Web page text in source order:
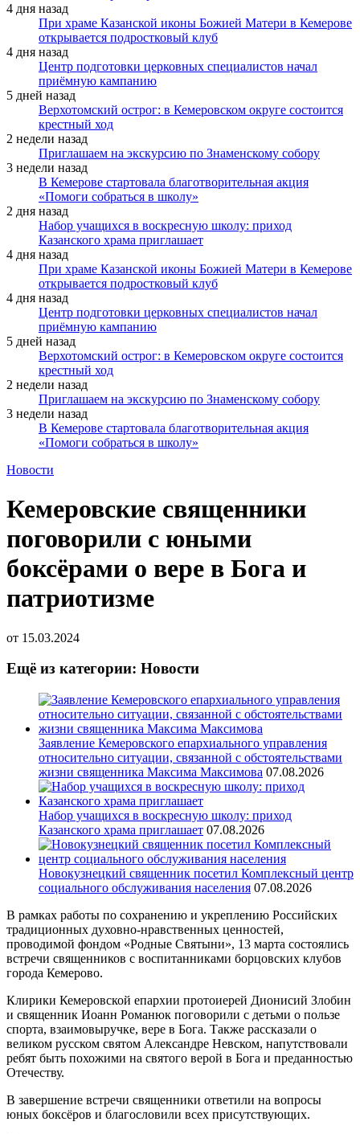
4 дня назад
При храме Казанской иконы Божией Матери в Кемерове
открывается подростковый клуб
4 дня назад
Центр подготовки церковных специалистов начал
приёмную кампанию
5 дней назад
Верхотомский острог: в Кемеровском округе состоится
крестный ход
2 недели назад
Приглашаем на экскурсию по Знаменскому собору
3 недели назад
В Кемерове стартовала благотворительная акция
«Помоги собраться в школу»
2 дня назад
Набор учащихся в воскресную школу: приход
Казанского храма приглашает
4 дня назад
При храме Казанской иконы Божией Матери в Кемерове
открывается подростковый клуб
4 дня назад
Центр подготовки церковных специалистов начал
приёмную кампанию
5 дней назад
Верхотомский острог: в Кемеровском округе состоится
крестный ход
2 недели назад
Приглашаем на экскурсию по Знаменскому собору
3 недели назад
В Кемерове стартовала благотворительная акция
«Помоги собраться в школу»
Новости
Кемеровские священники
поговорили с юными
боксёрами о вере в Бога и
патриотизме
от 15.03.2024
Ещё из категории: Новости
Заявление Кемеровского епархиального управления
относительно ситуации, связанной с обстоятельствами
жизни священника Максима Максимова 07.08.2026
Набор учащихся в воскресную школу: приход
Казанского храма приглашает 07.08.2026
Новокузнецкий священник посетил Комплексный центр
социального обслуживания населения 07.08.2026
В рамках работы по сохранению и укреплению Российских
традиционных духовно-нравственных ценностей,
проводимой фондом «Родные Святыни», 13 марта состоялись
встречи священников с воспитанниками борцовских клубов
города Кемерово.
Клирики Кемеровской епархии протоиерей Дионисий Злобин
и священник Иоанн Романюк поговорили с детьми о пользе
спорта, взаимовыручке, вере в Бога. Также рассказали о
великом русском святом Александре Невском, напутствовали
ребят быть похожими на святого верой в Бога и преданностью
Отечеству.
В завершение встречи священники ответили на вопросы
юных боксёров и благословили всех присутствующих.